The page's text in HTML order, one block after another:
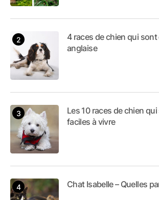
4 races de chien qui sont
anglaise
Les 10 races de chien
faciles à vivre
Chat Isabelle – Quelles